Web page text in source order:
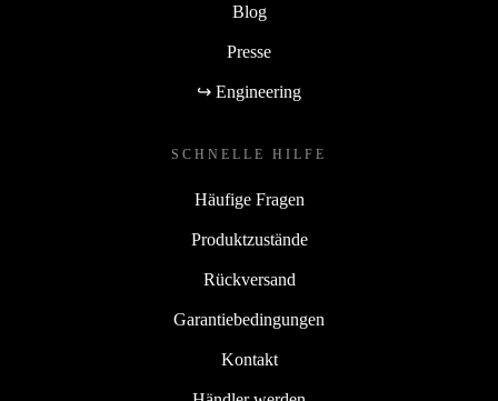
Blog
Presse
↪ Engineering
SCHNELLE HILFE
Häufige Fragen
Produktzustände
Rückversand
Garantiebedingungen
Kontakt